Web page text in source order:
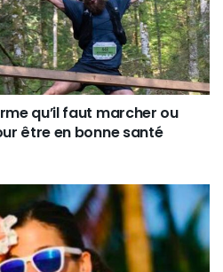
qu’il faut marcher ou
être en bonne santé